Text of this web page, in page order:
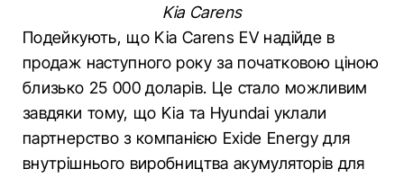
Kia Carens
Подейкують, що Kia Carens EV надійде в
продаж наступного року за початковою ціною
близько 25 000 доларів. Це стало можливим
завдяки тому, що Kia та Hyundai уклали
партнерство з компанією Exide Energy для
внутрішнього виробництва акумуляторів для